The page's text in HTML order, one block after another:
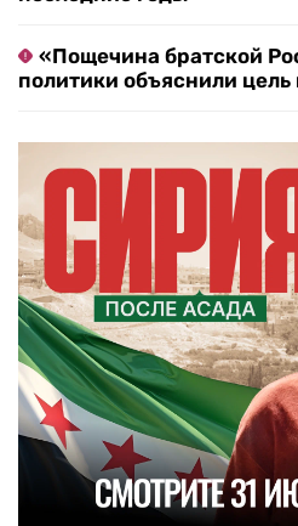
«Пощечина братской
политики объяснили цель